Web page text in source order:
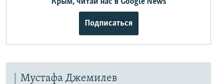
Подписаться
Мустафа Джемилев